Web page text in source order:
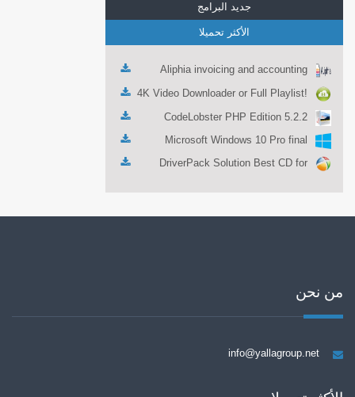
جديد البرامج
الأكثر تحميلا
Aliphia invoicing and accounting
management 1.0.1
4K Video Downloader or Full Playlist!
3.4.5.1525
CodeLobster PHP Edition 5.2.2
Microsoft Windows 10 Pro final
DriverPack Solution Best CD for
من نحن
info@yallagroup.net